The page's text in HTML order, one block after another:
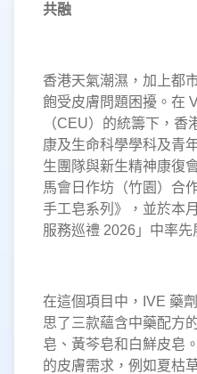
共融
香港天氣潮濕，加上都
飽受皮膚問題困擾。在
（CEU）的統籌下，
康及生命科學學科及青
生團隊與新生精神康復
馬會日作坊（竹園）合
手工皂系列》，並於本
服務巡禮 2026」中率先
在這個項目中，IVE 藥
思了三款蘊含中藥配方
皂、黃芩皂和白鮮皮皂
的皮膚需求，例如夏枯